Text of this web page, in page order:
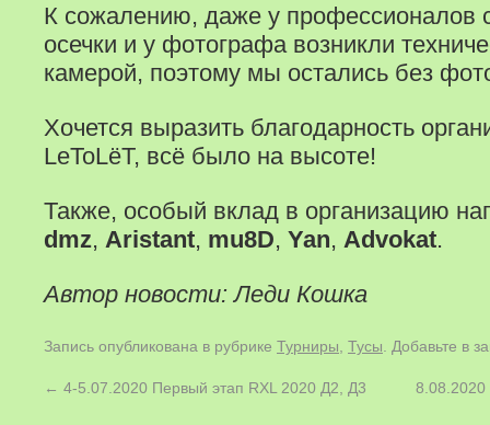
К сожалению, даже у профессионалов
осечки и у фотографа возникли
камерой, поэтому мы остались без
Хочется выразить благодарность
LeToLёТ, всё было на высоте!
Также, особый вклад в организацию
dmz, Aristant, mu8D, Yan, Advokat.
Автор новости: Леди Кошка
Запись опубликована в рубрике Турниры Тусы . Добавьте в
← 4-5.07.2020 Первый этап RXL 2020 Д2, Д3